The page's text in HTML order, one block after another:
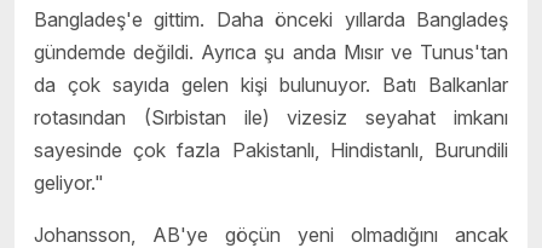
Bangladeş'e gittim. Daha önceki yıllarda Bangladeş
gündemde değildi. Ayrıca şu anda Mısır ve Tunus'tan
da çok sayıda gelen kişi bulunuyor. Batı Balkanlar
rotasından (Sırbistan ile) vizesiz seyahat imkanı
sayesinde çok fazla Pakistanlı, Hindistanlı, Burundili
geliyor."
Johansson, AB'ye göçün yeni olmadığını ancak